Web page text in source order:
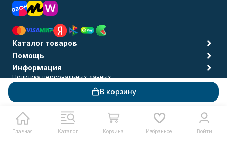
В корзину
Главная Каталог Корзина Избранное Войти
Каталог товаров
Помощь
Информация
Политика персональных данных
© 2009-2026 MSANTEH